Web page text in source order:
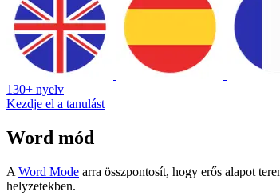
130+ nyelv
Kezdje el a tanulást
Word mód
A Word Mode arra összpontosít, hogy erős alapot
helyzetekben.